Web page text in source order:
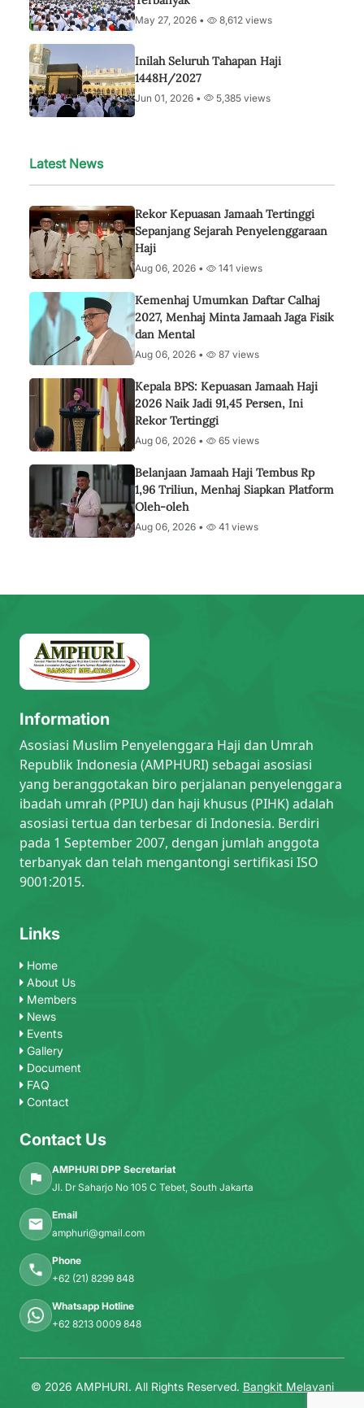
May 27, 2026 • 8,612 views
Inilah Seluruh Tahapan Haji
1448H/2027
Jun 01, 2026 • 5,385 views
Latest News
Rekor Kepuasan Jamaah Tertinggi
Sepanjang Sejarah Penyelenggaraan
Haji
Aug 06, 2026 • 141 views
Kemenhaj Umumkan Daftar Calhaj
2027, Menhaj Minta Jamaah Jaga Fisik
dan Mental
Aug 06, 2026 • 87 views
Kepala BPS: Kepuasan Jamaah Haji
2026 Naik Jadi 91,45 Persen, Ini
Rekor Tertinggi
Aug 06, 2026 • 65 views
Belanjaan Jamaah Haji Tembus Rp
1,96 Triliun, Menhaj Siapkan Platform
Oleh-oleh
Aug 06, 2026 • 41 views
Information
Asosiasi Muslim Penyelenggara Haji dan Umrah
Republik Indonesia (AMPHURI) sebagai asosiasi
yang beranggotakan biro perjalanan penyelenggara
ibadah umrah (PPIU) dan haji khusus (PIHK) adalah
asosiasi tertua dan terbesar di Indonesia. Berdiri
pada 1 September 2007, dengan jumlah anggota
terbanyak dan telah mengantongi sertifikasi ISO
9001:2015.
Links
Home
About Us
Members
News
Events
Gallery
Document
FAQ
Contact
Contact Us
AMPHURI DPP Secretariat
Jl. Dr Saharjo No 105 C Tebet, South Jakarta
Email
amphuri@gmail.com
Phone
+62 (21) 8299 848
Whatsapp Hotline
+62 8213 0009 848
© 2026 AMPHURI. All Rights Reserved. Bangkit Melayani